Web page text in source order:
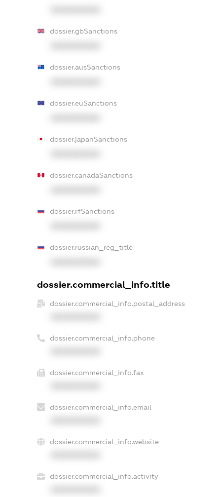
dossier.gbSanctions
dossier.ausSanctions
dossier.euSanctions
dossier.japanSanctions
dossier.canadaSanctions
dossier.rfSanctions
dossier.russian_reg_title
dossier.commercial_info.title
dossier.commercial_info.postal_address
dossier.commercial_info.phone
dossier.commercial_info.fax
dossier.commercial_info.email
dossier.commercial_info.website
dossier.commercial_info.activity